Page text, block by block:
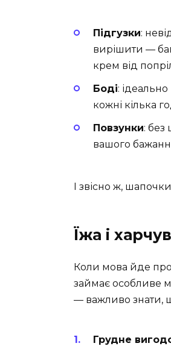
Підгузки:
вирішити —
крем від
Боді:
кожні кілька
Повзунки: без
вашого
І звісно ж,
Їжа і
Коли мова йде
займає особливе
— важливо знати,
Грудне